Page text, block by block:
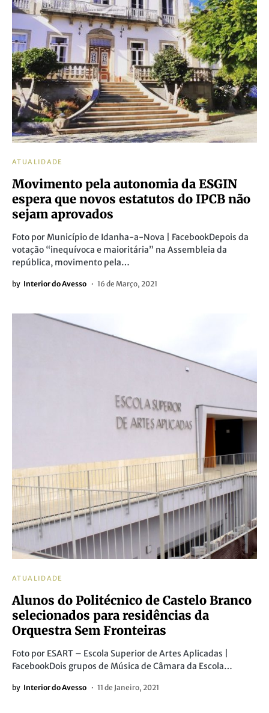
ATUALIDADE
Movimento pela autonomia da ESGIN
espera que novos estatutos do IPCB não
sejam aprovados
Foto por Município de Idanha-a-Nova | FacebookDepois da
votação “inequívoca e maioritária” na Assembleia da
república, movimento pela…
by Interior do Avesso 16 de Março, 2021
ATUALIDADE
Alunos do Politécnico de Castelo Branco
selecionados para residências da
Orquestra Sem Fronteiras
Foto por ESART – Escola Superior de Artes Aplicadas |
FacebookDois grupos de Música de Câmara da Escola…
by Interior do Avesso 11 de Janeiro, 2021